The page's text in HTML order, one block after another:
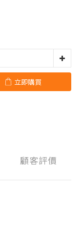
立即購買
顧客評價